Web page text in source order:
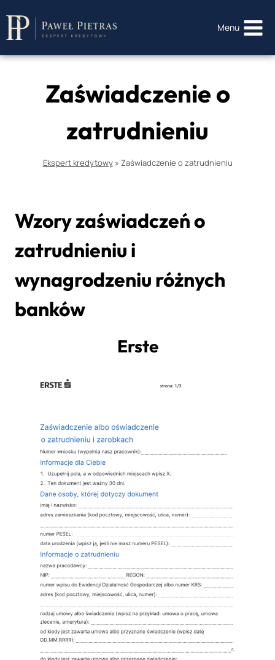
do
treści
Menu
Zaświadczenie o
zatrudnieniu
Ekspert kredytowy» Zaświadczenie o zatrudnieniu
Wzory zaświadczeń o
zatrudnieniu i
wynagrodzeniu różnych
banków
Erste